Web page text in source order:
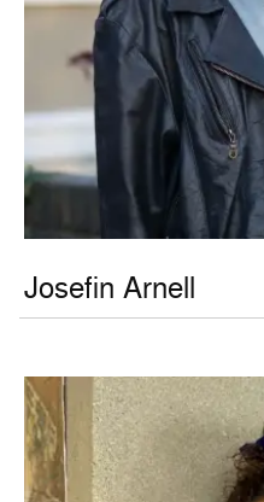
Josefin Arnell